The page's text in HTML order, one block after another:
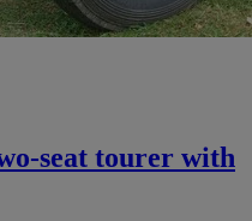
seat tourer with